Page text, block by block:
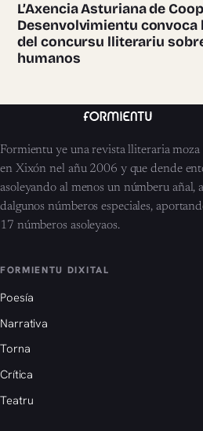
L’Axencia Asturiana de
Desenvolvimientu convoca
del concursu lliterariu
humanos
Formientu ye una revista lliteraria moza
en Xixón nel añu 2006 y que dende
asoleyando al menos un númberu añal,
dalgunos númberos especiales,
17 númberos asoleyaos.
FORMIENTU DIXITAL
Poesía
Narrativa
Torna
Crítica
Teatru